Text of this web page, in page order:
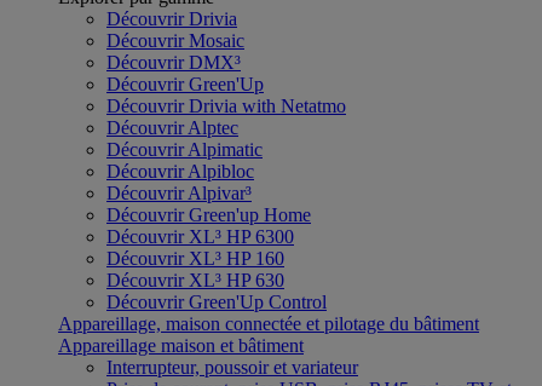
Découvrir Drivia
Découvrir Mosaic
Découvrir DMX³
Découvrir Green'Up
Découvrir Drivia with Netatmo
Découvrir Alptec
Découvrir Alpimatic
Découvrir Alpibloc
Découvrir Alpivar³
Découvrir Green'up Home
Découvrir XL³ HP 6300
Découvrir XL³ HP 160
Découvrir XL³ HP 630
Découvrir Green'Up Control
Appareillage, maison connectée et pilotage du bâtiment
Appareillage maison et bâtiment
Interrupteur, poussoir et variateur